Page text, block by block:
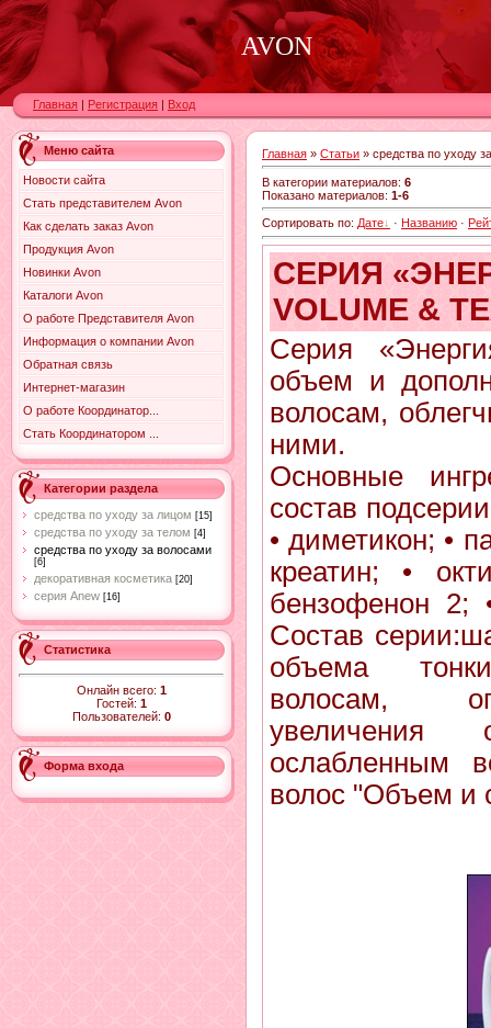
AVON
Главная | Регистрация | Вход
Меню сайта
Новости сайта
Стать представителем Avon
Как сделать заказ Avon
Продукция Avon
Новинки Avon
Каталоги Avon
О работе Представителя Avon
Информация о компании Avon
Обратная связь
Интернет-магазин
О работе Координатор...
Стать Координатором ...
Категории раздела
средства по уходу за лицом [15]
средства по уходу за телом [4]
средства по уходу за волосами
[6]
декоративная косметика [20]
серия Anew [16]
Статистика
Онлайн всего: 1
Гостей: 1
Пользователей: 0
Форма входа
Главная » Статьи » средства по уходу
В категории материалов: 6
Показано материалов: 1-6
Сортировать по: Дате · Названию ·
СЕРИЯ
VOLUME &
Серия
объем и
волосам,
ними.
Основные
состав
• диметикон; •
креатин; •
бензофенон 2;
Состав
объема
волосам,
ослабленным
волос "Объем и